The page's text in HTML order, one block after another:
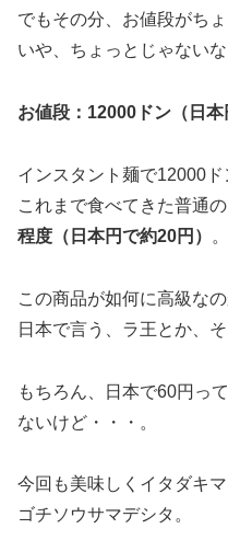
でもその分、お値段がちょ
いや、ちょっとじゃない
お値段：12000ドン（日本
インスタント麺で12000ド
これまで食べてきた普通
程度（日本円で約20円）
。
この商品が如何に高級な
日本で言う、ラ王とか、
もちろん、日本で60円っ
ないけど・・・。
今回も美味しくイタダキマ
ゴチソウサマデシタ。